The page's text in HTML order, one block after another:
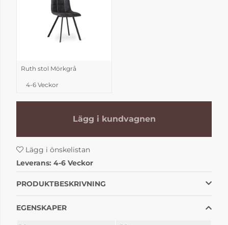
Ruth stol Mörkgrå
4-6 Veckor
Lägg i kundvagnen
Lägg i önskelistan
Leverans: 4-6 Veckor
PRODUKTBESKRIVNING
EGENSKAPER